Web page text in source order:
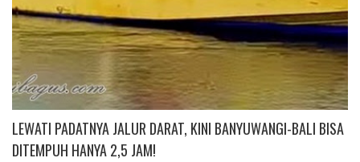
LEWATI PADATNYA JALUR DARAT, KINI BANYUWANGI-BALI BISA
DITEMPUH HANYA 2,5 JAM!